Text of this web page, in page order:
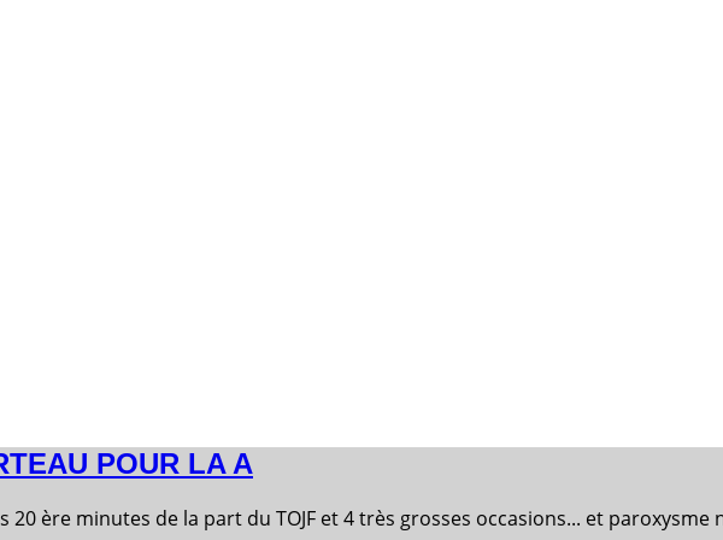
POUR LA A
ère minutes de la part du TOJF et 4 très grosses occasions... et paroxysme